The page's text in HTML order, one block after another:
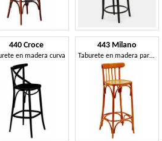
440 Croce
en madera curva
443 Milano
Taburete en madera para pub